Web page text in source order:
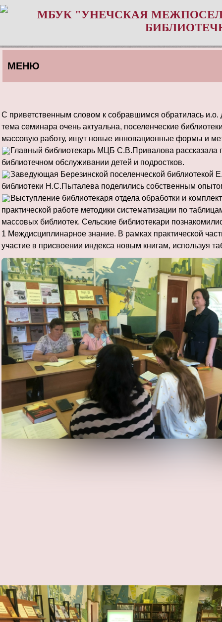
МБУК "УНЕЧСКАЯ
МЕНЮ
С приветственным словом к собравшимся обратилась
тема семинара очень актуальна, поселенческие
массовую работу, ищут новые инновационные формы и
Главный библиотекарь МЦБ С.В.Привалова рассказала
библиотечном обслуживании детей и подростков.
Заведующая Березинской поселенческой библиотекой
библиотеки Н.С.Пыталева поделились собственным
Выступление библиотекаря отдела обработки и
практической работе методики систематизации по
массовых библиотек. Сельские библиотекари
1 Междисциплинарное знание. В рамках практической
участие в присвоении индекса новым книгам, используя